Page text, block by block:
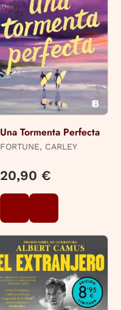
Una Tormenta Perfecta
FORTUNE, CARLEY
20,90 €